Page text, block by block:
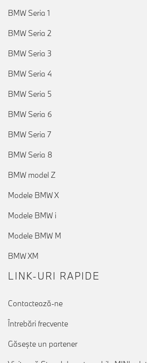
BMW Seria 1
BMW Seria 2
BMW Seria 3
BMW Seria 4
BMW Seria 5
BMW Seria 6
BMW Seria 7
BMW Seria 8
BMW model Z
Modele BMW X
Modele BMW i
Modele BMW M
BMW XM
LINK-URI RAPIDE
Contactează-ne
Întrebări frecvente
Găseşte un partener